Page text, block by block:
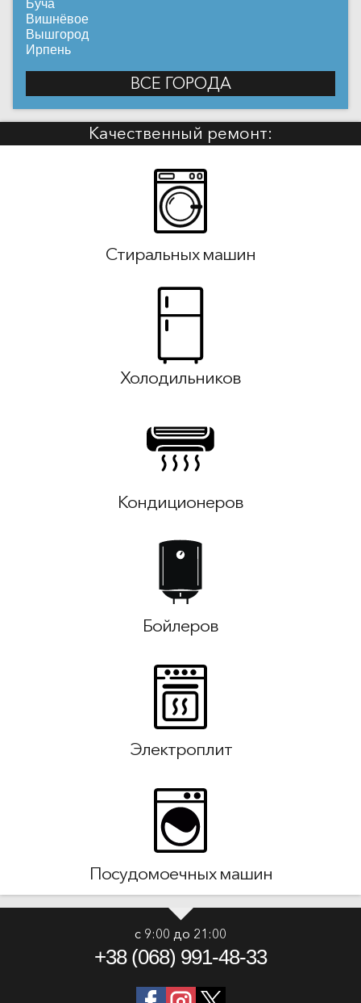
Буча
Вишнёвое
Вышгород
Ирпень
ВСЕ ГОРОДА
Качественный ремонт:
Стиральных машин
Холодильников
Кондиционеров
Бойлеров
Электроплит
Посудомоечных машин
с 9:00 до 21:00
+38 (068) 991-48-33